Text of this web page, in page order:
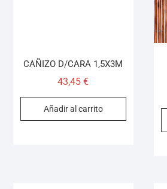
CAÑIZO D/CARA 1,5X3M
43,45€
Añadir al carrito